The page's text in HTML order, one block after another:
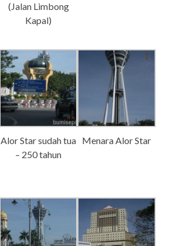
(Jalan Limbong
Kapal)
Alor Star sudah tua
– 250 tahun
Menara Alor Star